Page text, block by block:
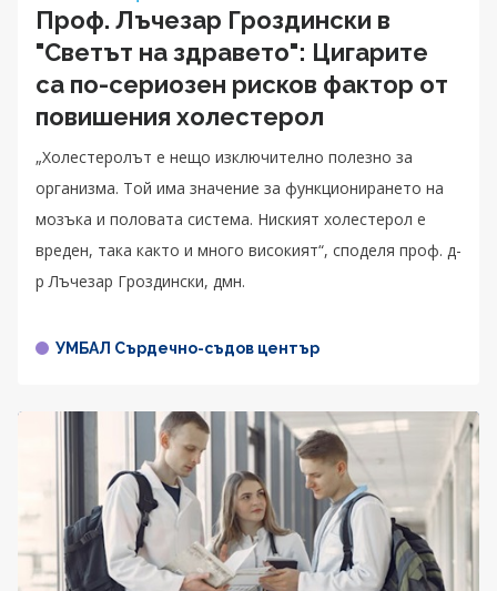
Проф. Лъчезар Гроздински в
"Светът на здравето": Цигарите
са по-сериозен рисков фактор от
повишения холестерол
„Холестеролът е нещо изключително полезно за
организма. Той има значение за функционирането на
мозъка и половата система. Ниският холестерол е
вреден, така както и много високият“, споделя проф. д-
р Лъчезар Гроздински, дмн.
УМБАЛ Сърдечно-съдов център